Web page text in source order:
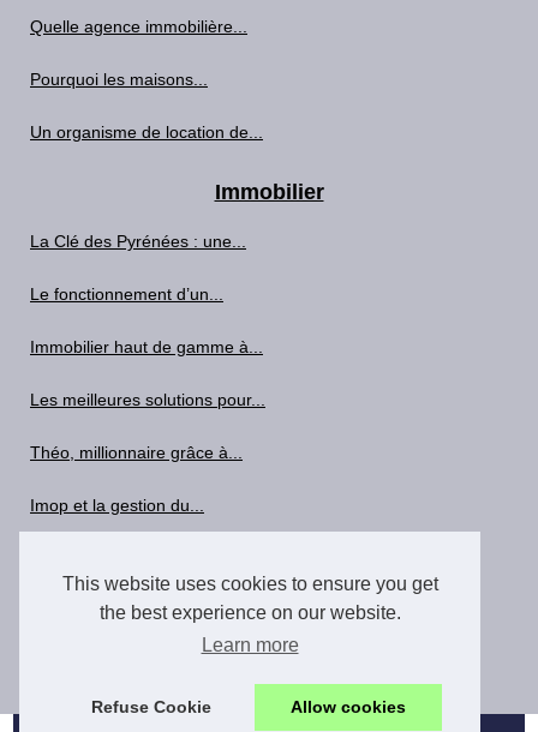
This website uses cookies to ensure you get
the best experience on our website.
Learn more
Refuse Cookie Allow cookies
Quelle agence immobilière...
Pourquoi les maisons...
Un organisme de location de...
Immobilier
La Clé des Pyrénées : une...
Le fonctionnement d’un...
Immobilier haut de gamme à...
Les meilleures solutions pour...
Théo, millionnaire grâce à...
Imop et la gestion du...
AJC Béarn : 15 Ans...